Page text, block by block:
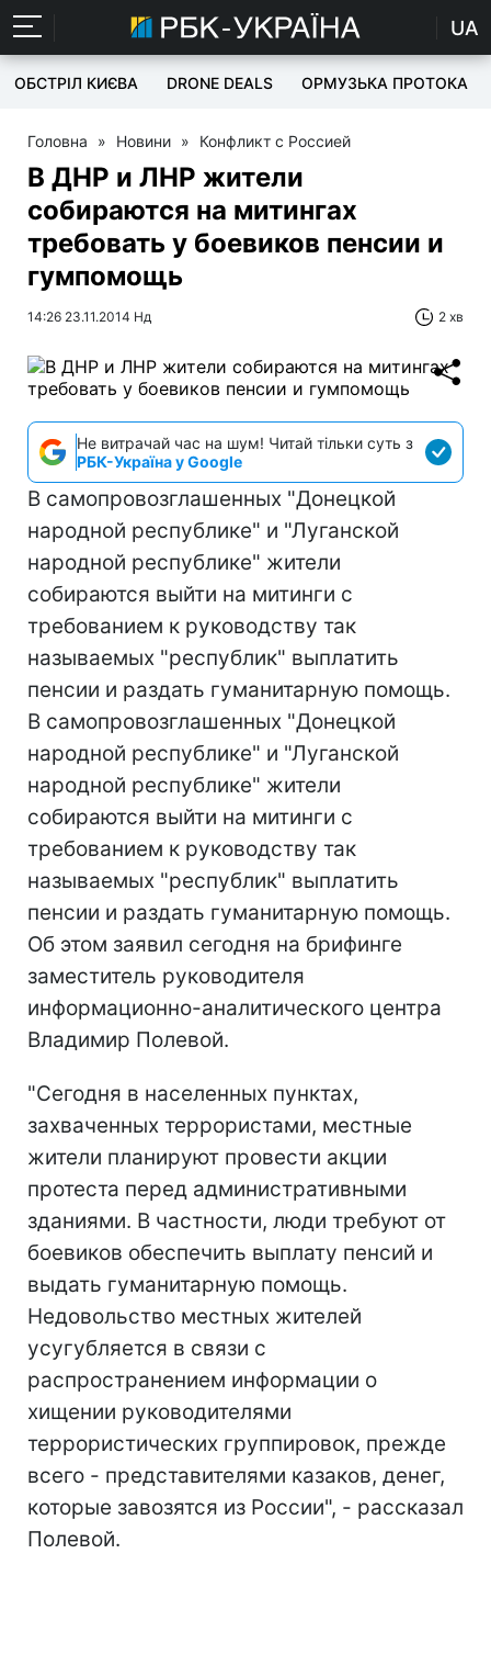
UA
ОБСТРІЛ КИЄВА DRONE DEALS ОРМУЗЬКА ПРОТОКА
Головна » Новини » Конфликт с Россией
В ДНР и ЛНР жители
собираются на митингах
требовать у боевиков пенсии и
гумпомощь
14:26 23.11.2014 Нд 2 хв
Не витрачай час на шум! Читай тільки суть з
РБК-Україна у Google
В самопровозглашенных "Донецкой
народной республике" и "Луганской
народной республике" жители
собираются выйти на митинги с
требованием к руководству так
называемых "республик" выплатить
пенсии и раздать гуманитарную помощь.
В самопровозглашенных "Донецкой
народной республике" и "Луганской
народной республике" жители
собираются выйти на митинги с
требованием к руководству так
называемых "республик" выплатить
пенсии и раздать гуманитарную помощь.
Об этом заявил сегодня на брифинге
заместитель руководителя
информационно-аналитического центра
Владимир Полевой.
"Сегодня в населенных пунктах,
захваченных террористами, местные
жители планируют провести акции
протеста перед административными
зданиями. В частности, люди требуют от
боевиков обеспечить выплату пенсий и
выдать гуманитарную помощь.
Недовольство местных жителей
усугубляется в связи с
распространением информации о
хищении руководителями
террористических группировок, прежде
всего - представителями казаков, денег,
которые завозятся из России", - рассказал
Полевой.